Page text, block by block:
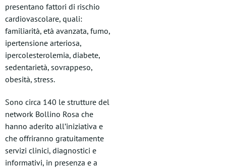
presentano fattori di rischio
cardiovascolare, quali:
familiarità, età avanzata, fumo,
ipertensione arteriosa,
ipercolesterolemia, diabete,
sedentarietà, sovrappeso,
obesità, stress.
Sono circa 140 le strutture del
network Bollino Rosa che
hanno aderito all’iniziativa e
che offriranno gratuitamente
servizi clinici, diagnostici e
informativi, in presenza e a